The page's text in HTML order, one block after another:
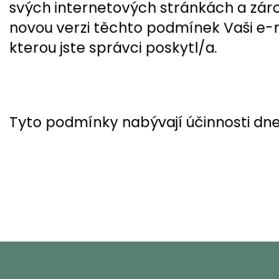
svých internetových stránkách a
novou verzi těchto podmínek Vaši e-
kterou jste správci poskytl/a.
Tyto podmínky nabývají účinnosti
Z